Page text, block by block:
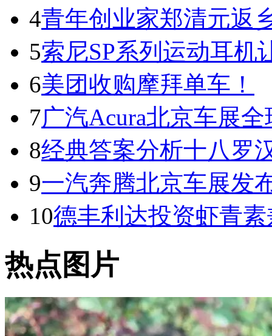
4青年创业家郑清元返
5索尼SP系列运动耳机
6美团收购摩拜单车！
7广汽Acura北京车展
8经典答案分析十八罗
9一汽奔腾北京车展发
10德丰利达投资虾青
热点图片